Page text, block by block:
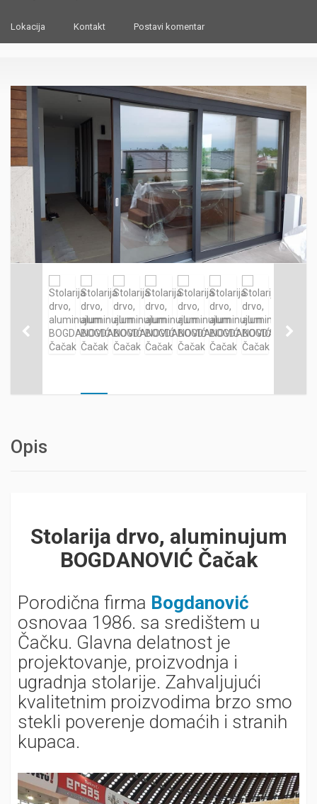
Lokacija Kontakt Postavi komentar
Opis
Stolarija drvo, aluminujum
BOGDANOVIĆ Čačak
Porodična firma Bogdanović
osnovaa 1986. sa središtem u
Čačku. Glavna delatnost je
projektovanje, proizvodnja i
ugradnja stolarije. Zahvaljujući
kvalitetnim proizvodima brzo smo
stekli poverenje domaćih i stranih
kupaca.